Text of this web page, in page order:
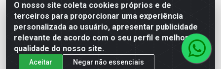
O nosso site coleta cookies próprios e de
terceiros para proporcionar uma experiência
personalizada ao usuário, apresentar publicidade
relevante de acordo com o seu perfil e melhorar a
qualidade do nosso site.
Aceitar Negar não essenciais
Rio Vermelho Distribuição de Alimentos LTDA - Rodovia BR,
153, KM 52 N 00 QD 00 LT 16 - Bairro Jardim Eldorado,
Anápolis/GO - CEP 75.045-190 - CNPJ 10.912.900/0002-40